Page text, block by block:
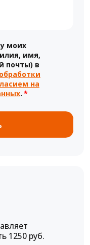
моих
имя,
почты) в
на
. *
1250 руб.